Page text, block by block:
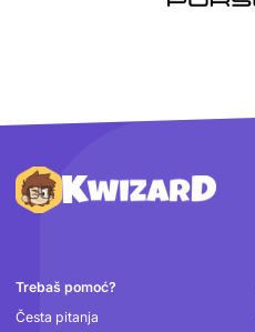
Podnožje
Trebaš pomoć?
Česta pitanja